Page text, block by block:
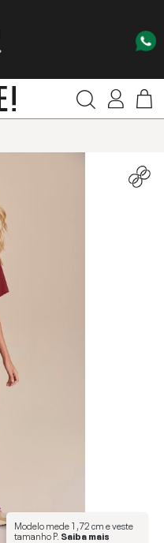
Modelo mede1,72 cme veste
tamanhoP. Saiba mais